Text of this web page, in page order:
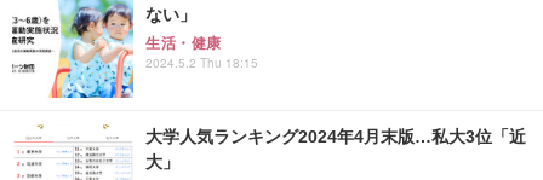
ない」
生活・健康
2024.5.2 Thu 18:15
大学人気ランキング2024年4月末版…私大3位「近
大」